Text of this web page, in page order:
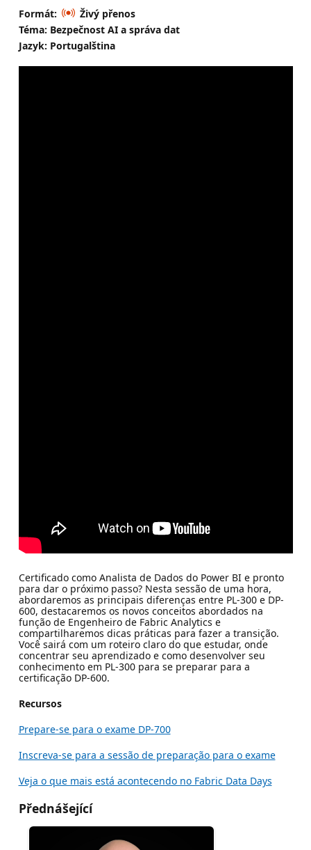
Formát:
Živý přenos
Téma: Bezpečnost AI a správa dat
Jazyk: Portugalština
Certificado como Analista de Dados do Power BI e pronto
para dar o próximo passo? Nesta sessão de uma hora,
abordaremos as principais diferenças entre PL-300 e DP-
600, destacaremos os novos conceitos abordados na
função de Engenheiro de Fabric Analytics e
compartilharemos dicas práticas para fazer a transição.
Você sairá com um roteiro claro do que estudar, onde
concentrar seu aprendizado e como desenvolver seu
conhecimento em PL-300 para se preparar para a
certificação DP-600.
Recursos
Prepare-se para o exame DP-700
Inscreva-se para a sessão de preparação para o exame
Veja o que mais está acontecendo no Fabric Data Days
Přednášející